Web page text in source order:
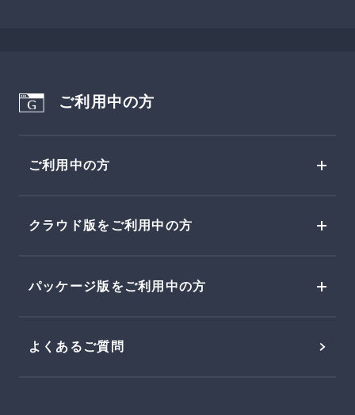
ご利用中の方
ご利用中の方
クラウド版をご利用中の方
パッケージ版をご利用中の方
よくあるご質問